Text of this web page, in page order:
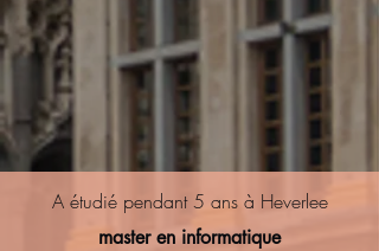
A étudié pendant 5 ans à Heverlee
master en informatique